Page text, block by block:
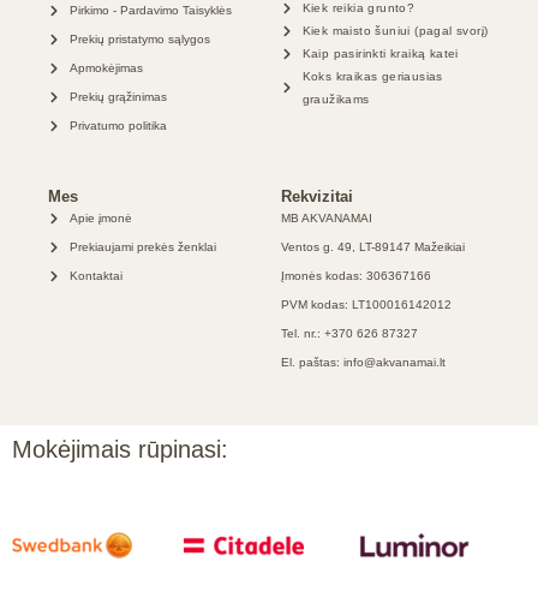
Pirkimo - Pardavimo Taisyklės
Prekių pristatymo sąlygos
Apmokėjimas
Prekių grąžinimas
Privatumo politika
Kiek reikia grunto?
Kiek maisto šuniui (pagal svorį)
Kaip pasirinkti kraiką katei
Koks kraikas geriausias
graužikams
Mes
Apie įmonė
Prekiaujami prekės ženklai
Kontaktai
Rekvizitai
MB AKVANAMAI
Ventos g. 49, LT-89147 Mažeikiai
Įmonės kodas: 306367166
PVM kodas: LT100016142012
Tel. nr.: +370 626 87327
El. paštas: info@akvanamai.lt
Mokėjimais rūpinasi: